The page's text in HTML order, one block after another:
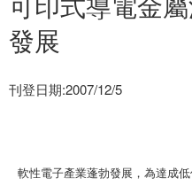
發展
刊登日期:2007/12/5
軟性電子產業蓬勃發展，為達成